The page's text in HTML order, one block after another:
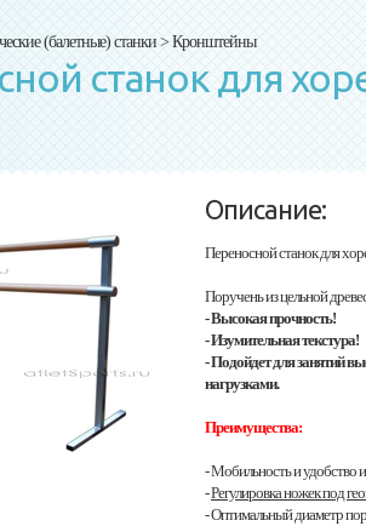
(балетные) станки > Кронштейны
станок для
Описание:
Переносной станок для
Поручень из цельной
- Высокая прочность!
- Изумительная текстура!
- Подойдет для занятий
нагрузками.
Преимущества:
- Мобильность и удобство
-Регулировка ножек под
- Оптимальный диаметр